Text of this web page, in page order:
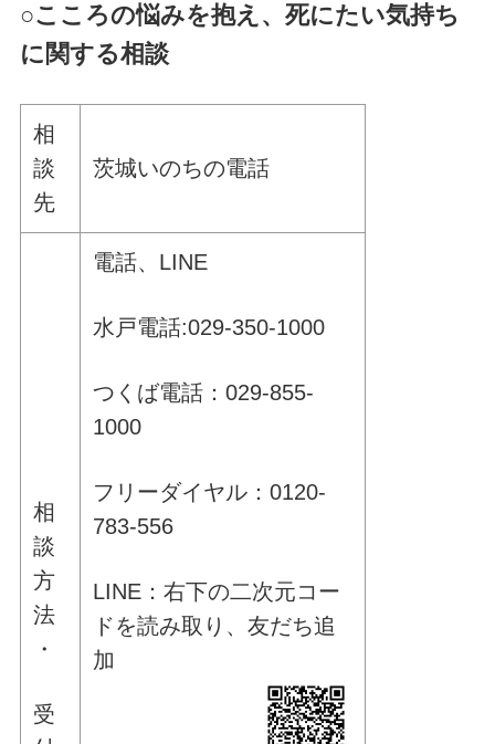
○こころの悩みを抱え、死にたい気持ち
に関する相談
相
談
先
茨城いのちの電話
相
談
方
法
・
受
電話、LINE
水戸電話:029-350-1000
つくば電話：029-855-
1000
フリーダイヤル：0120-
783-556
LINE：右下の二次元コー
ドを読み取り、友だち追
加